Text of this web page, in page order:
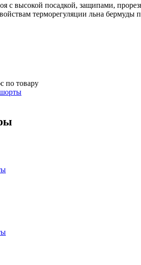
с высокой посадкой, защипами,
терморегуляции льна
по товару